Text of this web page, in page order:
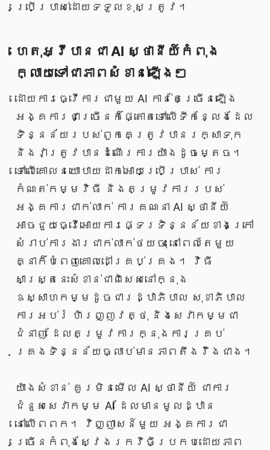
ប្រើប្រាស់ដោយទទួលខុសត្រូវ។
ហេតុអ្វីបានជា AI ស្ថានីយ៍កំពុង
ក្លាយទៅជាភាពសំខាន់ឡើងៗ
ដោយការធ្វើការជាមួយ AI កាន់តែច្រើនឡើង
អង្គការជាច្រើនក៏ផ្តោតទៅលើទីកន្លែងដែល
ទិន្នន័យរបស់ពួកគេត្រូវបានរក្សាទុក
និងវាត្រូវបានដំណើរការយ៉ាងដូចម្តេច។
ទៅលើគោលនយោបាយដាក់អោយប្រើប្រាស់ ការ
កំណត់កម្មវិធី និងតម្រូវការរបស់
អង្គការជាក់លាក់ ការគណនា AI ស្ថានីយ៍
អាចជួយធ្វើអោយការផ្ទេរទិន្នន័យខាងក្រៅ
សំរាប់ការងារជាក់លាក់ថយចុះ នៅពេលតែមួយ
គ្នាក៏បំពេញគោលដៅគ្រប់គ្រង។ វិធី
សាស្រ្តនេះសំខាន់ជាពិសេសនៅក្នុង
ឧស្សាហកម្មដូចជារដ្ឋាភិបាល សុខាភិបាល
ការអប់រំ ហិរញ្ញវត្ថុ និងសេវាកម្មជា
ជំនាញ ដែលតម្រូវការក្នុងការគ្រប់
គ្រងទិន្នន័យធ្លាប់មានភាពតឹងរ៉ឹងជាង។
យ៉ាងសំខាន់ គួរមិនមើល AI ស្ថានីយ៍ ជាការ
ជំនួសសេវាកម្ម AI ដែលមានមូលដ្ឋាន
នៅលើពពក។ វិញ្ញាសន៍មួយ អង្គការជា
ច្រើនកំពុងស្វែងរកវិធីប្រកបដោយភាព